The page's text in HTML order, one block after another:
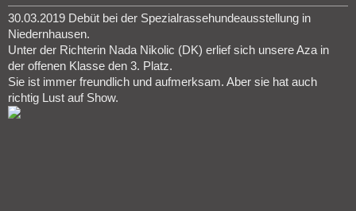
30.03.2019 Debüt bei der Spezialrassehundeausstellung in
Niedernhausen.
Unter der Richterin Nada Nikolic (DK) erlief sich unsere Aza in
der offenen Klasse den 3. Platz.
Sie ist immer freundlich und aufmerksam. Aber sie hat auch
richtig Lust auf Show.